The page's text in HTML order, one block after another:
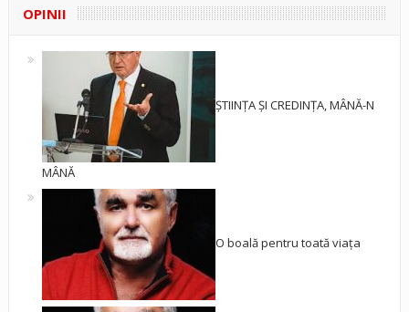
OPINII
ȘTIINȚA ȘI CREDINȚA, MÂNĂ-N
MÂNĂ
O boală pentru toată viața